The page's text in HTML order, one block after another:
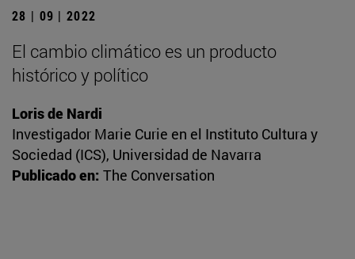
28 | 09 | 2022
El cambio climático es un producto
histórico y político
Loris de Nardi
Investigador Marie Curie en el Instituto Cultura y
Sociedad (ICS), Universidad de Navarra
Publicado en: The Conversation